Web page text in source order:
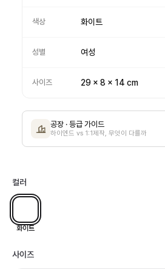
색상 화이트
성별 여성
사이즈 29 x 8 x 14 cm
공장 · 등급 가이드
하이엔드 vs 1:1제작, 무엇이 다를까
컬러
화이트
사이즈